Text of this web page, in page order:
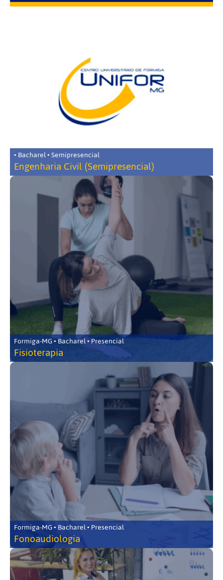
• Bacharel • Semipresencial
Engenharia Civil (Semipresencial)
Formiga-MG • Bacharel • Presencial
Fisioterapia
Formiga-MG • Bacharel • Presencial
Fonoaudiologia